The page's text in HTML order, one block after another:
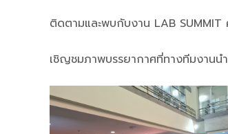
ติดตามและพบกับงาน LAB SUMMIT
เชิญชมภาพบรรยากาศที่ทางทีมงานน